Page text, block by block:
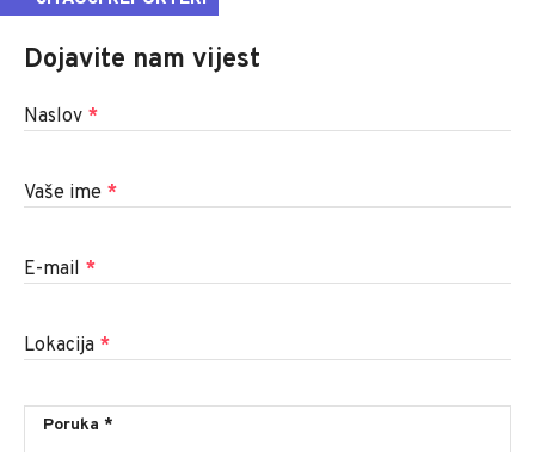
Dojavite nam vijest
Naslov *
Vaše ime *
E-mail *
Lokacija *